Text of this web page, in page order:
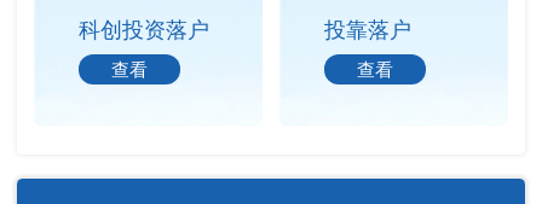
科创投资落户
查看
投靠落户
查看